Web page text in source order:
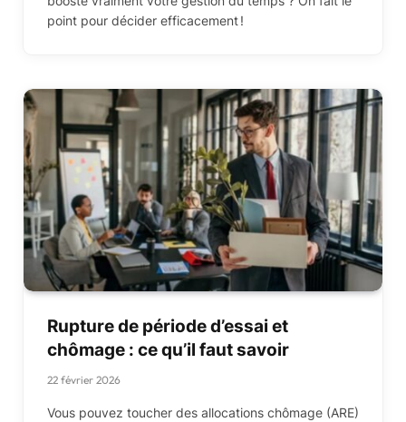
point pour décider efficacement !
Rupture de période d’essai et
chômage : ce qu’il faut savoir
22 février 2026
Vous pouvez toucher des allocations chômage (ARE)